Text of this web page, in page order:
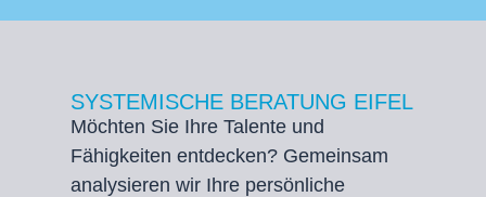
SYSTEMISCHE BERATUNG EIFEL
Möchten Sie Ihre Talente und
Fähigkeiten entdecken? Gemeinsam
analysieren wir Ihre persönliche